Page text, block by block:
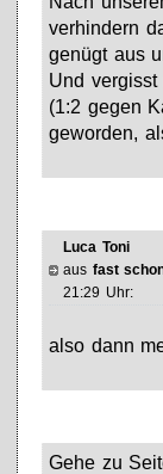
verhindern
genügt aus
Und
(1:2 gegen
geworden,
Luca Toni
aus fast
21:29 Uhr:
also dann
Gehe zu